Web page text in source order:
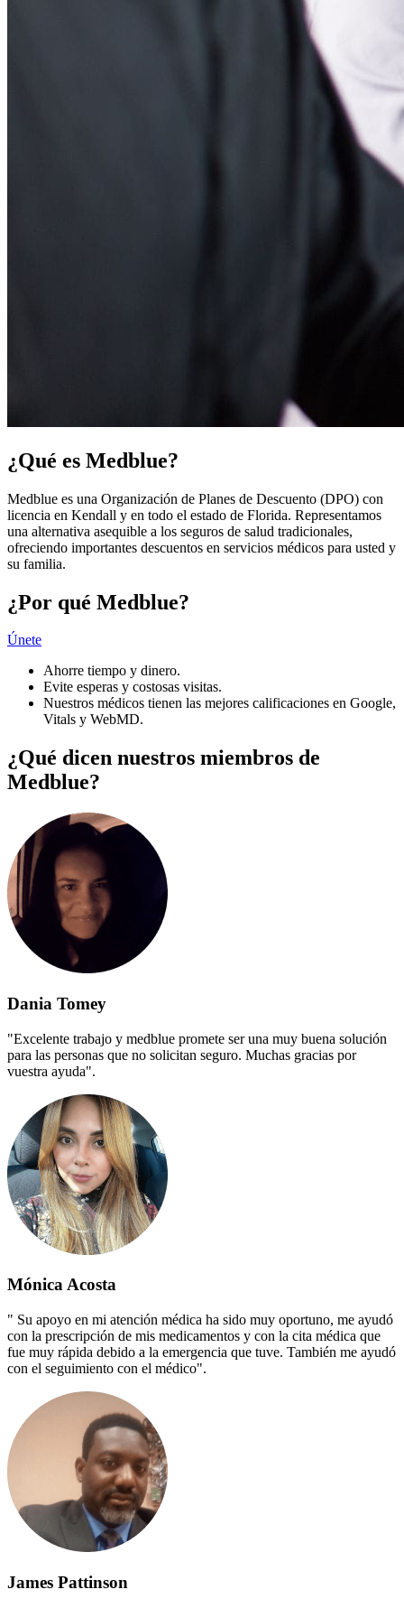
¿Qué es Medblue?
Medblue es una Organización de Planes de Descuento (DPO) con
licencia en Kendall y en todo el estado de Florida. Representamos
una alternativa asequible a los seguros de salud tradicionales,
ofreciendo importantes descuentos en servicios médicos para usted y
su familia.
¿Por qué Medblue?
Únete
Ahorre tiempo y dinero.
Evite esperas y costosas visitas.
Nuestros médicos tienen las mejores calificaciones en Google,
Vitals y WebMD.
¿Qué dicen nuestros miembros de
Medblue?
Dania Tomey
"Excelente trabajo y medblue promete ser una muy buena solución
para las personas que no solicitan seguro. Muchas gracias por
vuestra ayuda".
Mónica Acosta
" Su apoyo en mi atención médica ha sido muy oportuno, me ayudó
con la prescripción de mis medicamentos y con la cita médica que
fue muy rápida debido a la emergencia que tuve. También me ayudó
con el seguimiento con el médico".
James Pattinson